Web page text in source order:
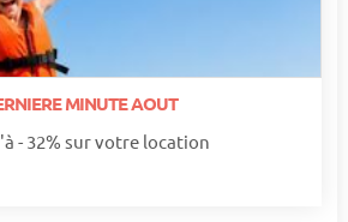
MINUTE AOUT
- 32% sur votre location